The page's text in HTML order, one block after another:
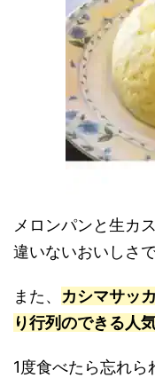
メロンパンと生カ
違いないおいしさで
また、 カシマサッ
り行列のできる人
1度食べたら忘れら